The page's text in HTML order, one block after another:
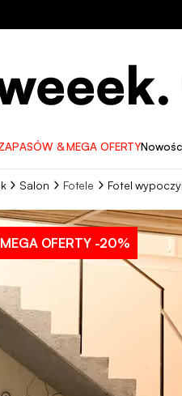
& MEGA OFERTY
Salon Fotele Fotel
MEGA OFERTY-20%